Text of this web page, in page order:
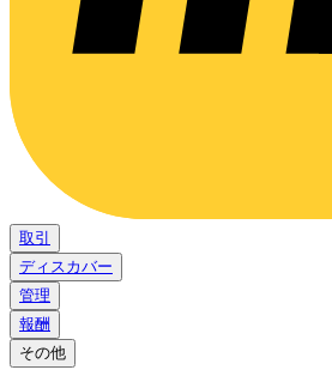
取引
ディスカバー
管理
報酬
その他